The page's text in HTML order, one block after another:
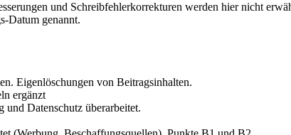
und Schreibfehlerkorrekturen werden hier nicht
Datum genannt.
Eigenlöschungen von Beitragsinhalten.
ergänzt
Datenschutz überarbeitet.